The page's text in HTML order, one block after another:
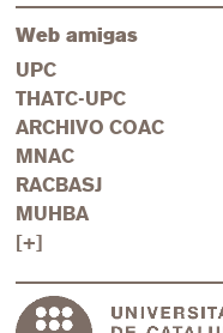
Web amigas
UPC
THATC-UPC
ARCHIVO COAC
MNAC
RACBASJ
MUHBA
[+]